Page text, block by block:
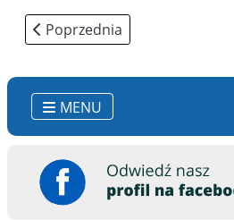
MENU
Poprzednia strona: Opis
Poprzednia